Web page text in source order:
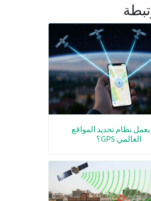
نظام تحديد المواقع
العالمي GPS؟